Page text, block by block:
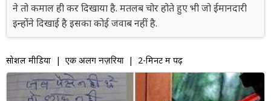
ने तो कमाल ही कर दिखाया है. मतलब चोर होते हुए भी जो ईमानदारी
इन्होंने दिखाई है इसका कोई जवाब नहीं है.
सोशल मीडिया |एक अलग नज़रिया| 2-मिनट में पढ़ें